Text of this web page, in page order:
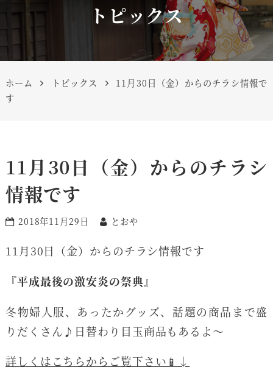
トピックス
ホーム トピックス
11月30日（金）からのチラシ情報で
す
11月30日（金）からのチラシ
情報です
2018年11月29日 とおや
11月30日（金）からのチラシ情報です
『平成最後の激安炎の祭典』
冬物婦人服、あったかグッズ、話題の商品まで盛
りだくさん♪日替わり目玉商品もあるよ～
詳しくはこちらからご覧下さい📱↓